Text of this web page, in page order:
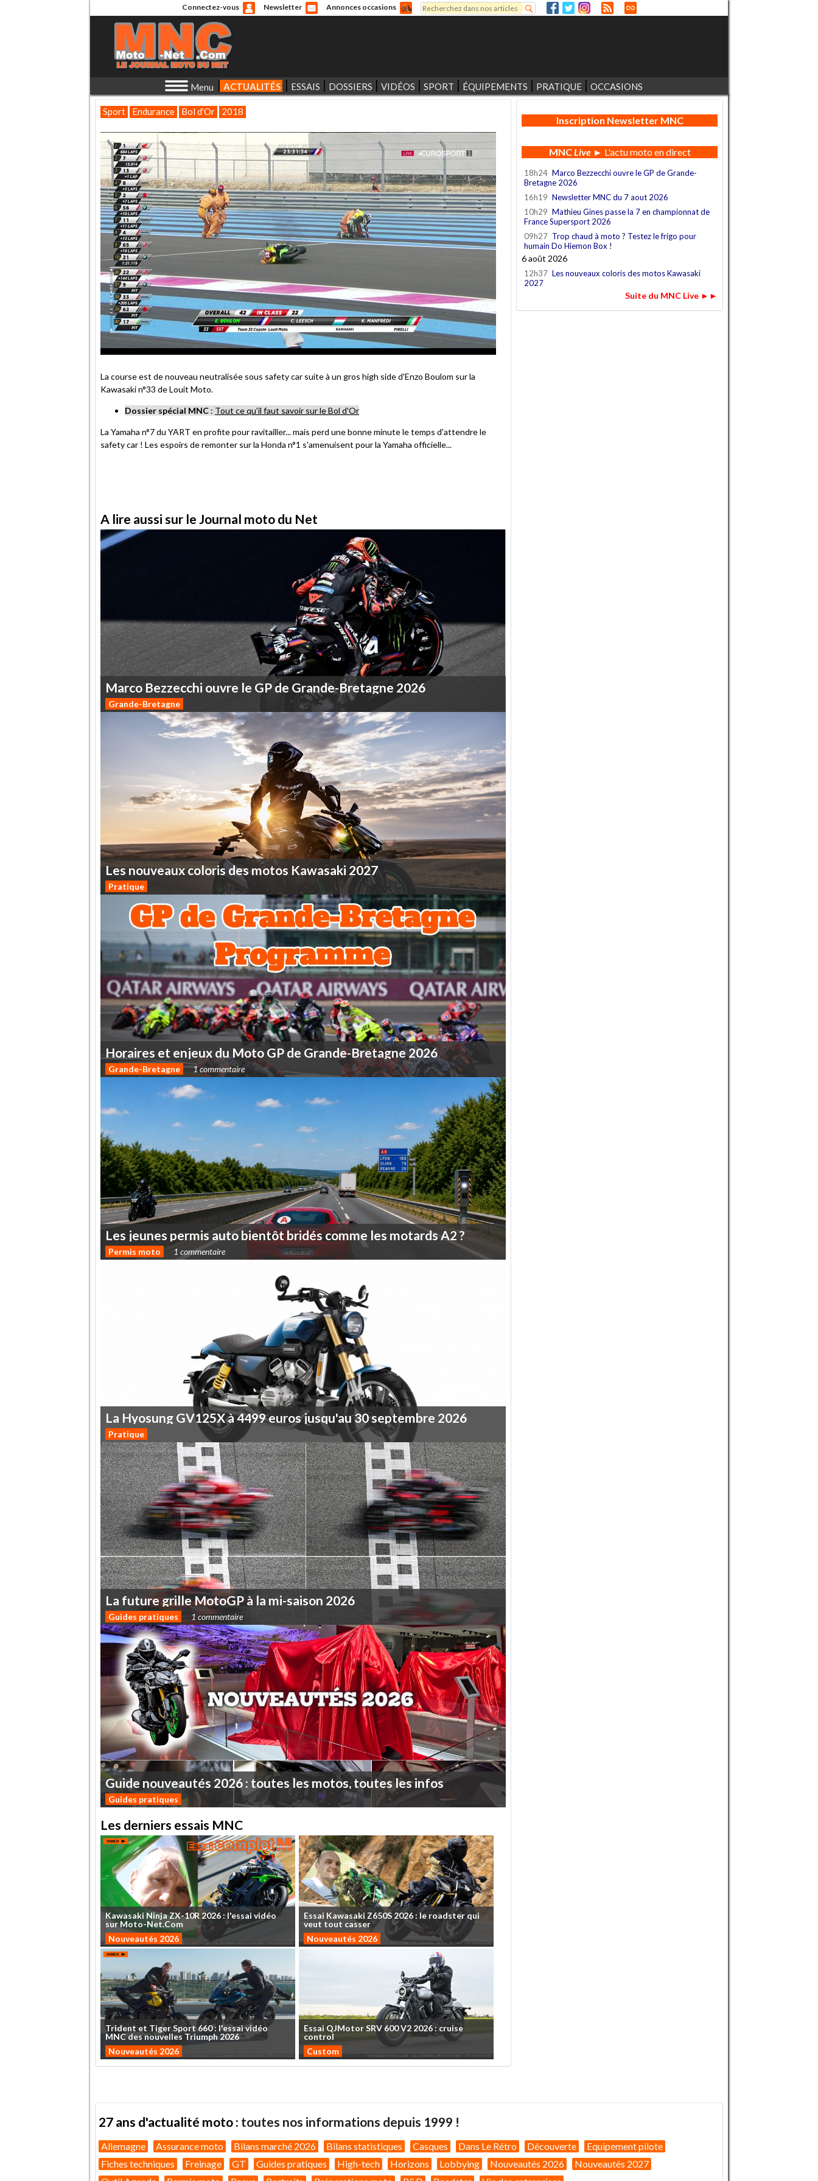
Connectez-vous Newsletter Annonces occasions
Formulaire de recherche
Rechercher
Menu ACTUALITÉS ESSAIS DOSSIERS VIDÉOS SPORT ÉQUIPEMENTS PRATIQUE OCCASIONS
Sport Endurance Bol d'Or 2018
La course est de nouveau neutralisée sous safety car suite à un gros high side d'Enzo Boulom sur la
Kawasaki n°33 de Louit Moto.
Dossier spécial MNC : Tout ce qu'il faut savoir sur le Bol d'Or
La Yamaha n°7 du YART en profite pour ravitailler... mais perd une bonne minute le temps d'attendre le
safety car ! Les espoirs de remonter sur la Honda n°1 s'amenuisent pour la Yamaha officielle...
A lire aussi sur le Journal moto du Net
Marco Bezzecchi ouvre le GP de Grande-Bretagne 2026
Grande-Bretagne
Lesnouveauxcoloris desmotos Kawasaki 2027
Pratique
Horaires et enjeux du Moto GP de Grande-Bretagne 2026
Grande-Bretagne 1 commentaire
Les jeunes permis auto bientôt bridéscomme les motardsA2?
Permis moto 1 commentaire
La Hyosung GV125Xà4499eurosjusqu'au 30septembre 2026
Pratique
La futuregrilleMotoGP à la mi-saison 2026
Guides pratiques 1 commentaire
Guide nouveautés 2026 : toutes lesmotos,toutesles infos
Guides pratiques
Les derniers essais MNC
Kawasaki NinjaZX-10R 2026 : l'essai vidéo
sur Moto-Net.Com
Nouveautés 2026
Essai Kawasaki Z650S2026:le roadster qui
veut tout casser
Nouveautés 2026
Trident et TigerSport 660: l'essaividéo
MNCdesnouvelles Triumph2026
Nouveautés 2026
Essai QJMotorSRV 600V2 2026: cruise
control
Custom
Inscription Newsletter MNC
MNCLive► L'actu moto en direct
18h24 Marco Bezzecchi ouvre le GP de Grande-
Bretagne 2026
16h19 Newsletter MNC du 7 aout 2026
10h29 Mathieu Gines passe la 7 en championnat de
France Supersport 2026
09h27 Trop chaud à moto ? Testez le frigo pour
humain Do Hiemon Box !
6 août 2026
12h37 Les nouveaux coloris des motos Kawasaki
2027
Suite du MNC Live ►►
27 ans d'actualité moto : toutes nos informations depuis 1999 !
Allemagne Assurance moto Bilans marché 2026 Bilans statistiques Casques Dans Le Rétro Découverte
Equipement pilote
Fiches techniques
Freinage GT Guides pratiques High-tech Horizons Lobbying Nouveautés 2026
Nouveautés 2027